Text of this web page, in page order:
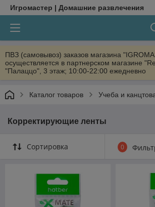
Игромастер | Домашние развлечения
ПВЗ (самовывоз) заказов магазина
осуществляется в партнерском магазине
"Палаццо", 3 этаж; 10:00-22:00 ежедневно
Каталог товаров Учеба и
Корректирующие ленты
Сортировка 0